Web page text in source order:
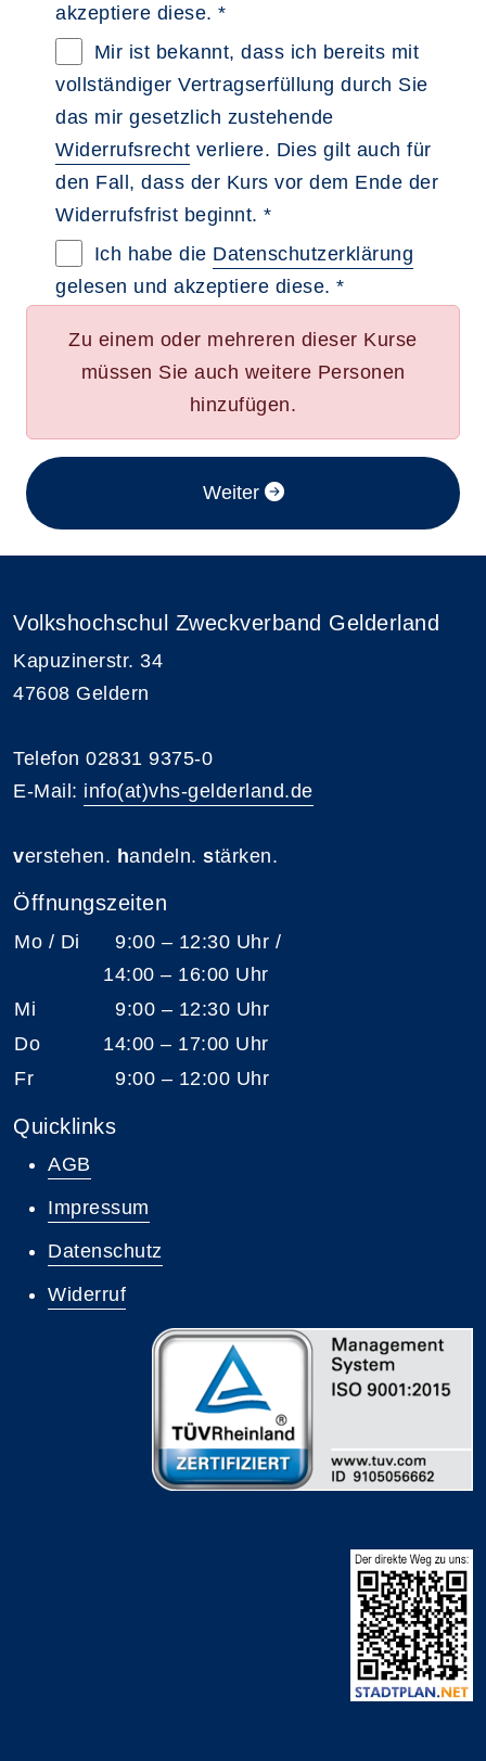
akzeptiere diese. *
Widerrufsbelehrung im neuen Browsertab
Mir ist bekannt, dass ich bereits mit
vollständiger Vertragserfüllung durch Sie
das mir gesetzlich zustehende
Widerrufsrecht verliere. Dies gilt auch für
den Fall, dass der Kurs vor dem Ende der
Widerrufsfrist beginnt. *
Datenschutzerklärung im neuen
Ich habe die Datenschutzerklärung
gelesen und akzeptiere diese. *
Zu einem oder mehreren dieser Kurse
müssen Sie auch weitere Personen
hinzufügen.
Weiter im Anmeldeverfahren
Volkshochschul Zweckverband Gelderland
Kapuzinerstr. 34
47608 Geldern
Telefon 02831 9375-0
E-Mail: info(at)vhs-gelderland.de
verstehen. handeln. stärken.
Öffnungszeiten
Mo / Di
9:00 – 12:30 Uhr /
14:00 – 16:00 Uhr
Mi
9:00 – 12:30 Uhr
Do
14:00 – 17:00 Uhr
Fr
9:00 – 12:00 Uhr
Quicklinks
AGB
Impressum
Datenschutz
Widerruf